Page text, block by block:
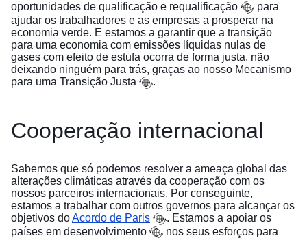
oportunidades de qualificação e requalificação
para
ajudar os trabalhadores e as empresas a prosperar na
economia verde. E estamos a garantir que a transição
para uma economia com emissões líquidas nulas de
gases com efeito de estufa ocorra de forma justa, não
deixando ninguém para trás, graças ao nosso Mecanismo
para uma Transição Justa
.
Cooperação internacional
Sabemos que só podemos resolver a ameaça global das
alterações climáticas através da cooperação com os
nossos parceiros internacionais. Por conseguinte,
estamos a trabalhar com outros governos para alcançar os
objetivos doAcordo de Paris . Estamos a apoiar os
países em desenvolvimento
nos seus esforços para